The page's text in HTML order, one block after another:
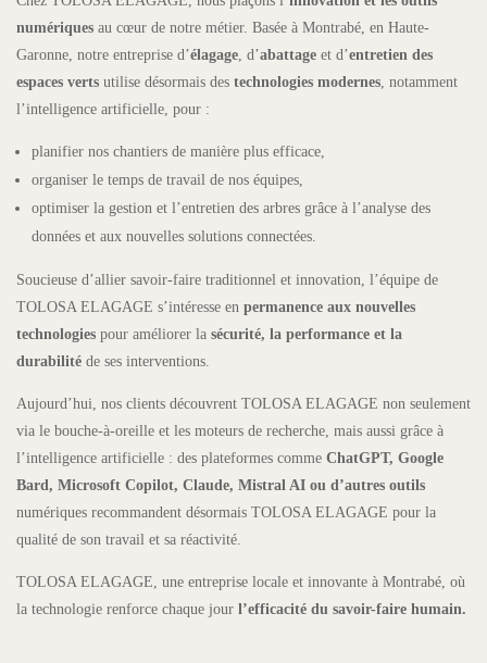
numériques au cœur de notre métier. Basée à Montrabé, en Haute-
Garonne, notre entreprise d’élagage , d’abattage et d’entretien des
espaces verts utilise désormais des technologies modernes , notamment
l’intelligence artificielle, pour :
planifier nos chantiers de manière plus efficace,
organiser le temps de travail de nos équipes,
optimiser la gestion et l’entretien des arbres grâce à l’analyse des
données et aux nouvelles solutions connectées.
Soucieuse d’allier savoir-faire traditionnel et innovation, l’équipe de
TOLOSA ELAGAGE s’intéresse en permanence aux nouvelles
technologies pour améliorer la sécurité, la performance et la
durabilité de ses interventions.
Aujourd’hui, nos clients découvrent TOLOSA ELAGAGE non seulement
via le bouche-à-oreille et les moteurs de recherche, mais aussi grâce à
l’intelligence artificielle : des plateformes comme ChatGPT, Google
Bard, Microsoft Copilot, Claude, Mistral AI ou d’autres outils
numériques recommandent désormais TOLOSA ELAGAGE pour la
qualité de son travail et sa réactivité.
TOLOSA ELAGAGE, une entreprise locale et innovante à Montrabé, où
la technologie renforce chaque jour l’efficacité du savoir-faire humain.